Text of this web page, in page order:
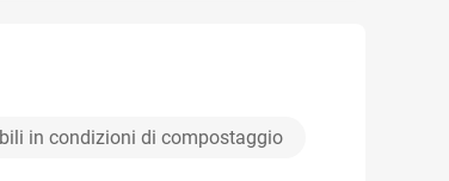
in condizioni di compostaggio